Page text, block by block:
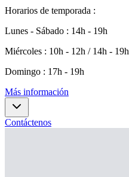
Horarios de temporada :
Lunes - Sábado : 14h - 19h
Miércoles : 10h - 12h / 14h - 19h
Domingo : 17h - 19h
Más información
Contáctenos